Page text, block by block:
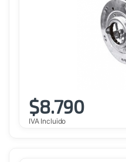
$8.790
IVA Incluido